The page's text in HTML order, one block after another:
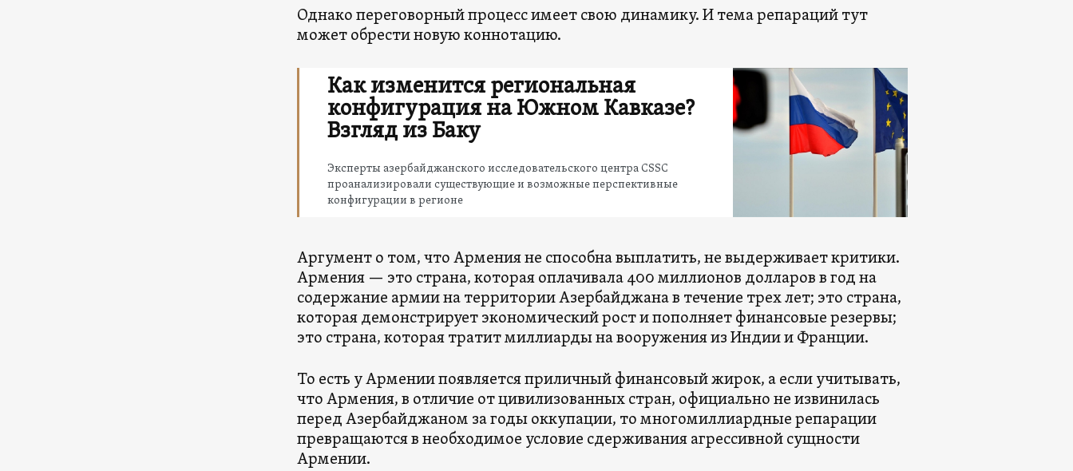
Однако переговорный процесс имеет свою динамику. И тема репараций тут
может обрести новую коннотацию.
Как изменится региональная
конфигурация на Южном Кавказе?
Взгляд из Баку
Эксперты азербайджанского исследовательского центра CSSC
проанализировали существующие и возможные перспективные
конфигурации в регионе
Аргумент о том, что Армения не способна выплатить, не выдерживает критики.
Армения — это страна, которая оплачивала 400 миллионов долларов в год на
содержание армии на территории Азербайджана в течение трех лет; это страна,
которая демонстрирует экономический рост и пополняет финансовые резервы;
это страна, которая тратит миллиарды на вооружения из Индии и Франции.
То есть у Армении появляется приличный финансовый жирок, а если учитывать,
что Армения, в отличие от цивилизованных стран, официально не извинилась
перед Азербайджаном за годы оккупации, то многомиллиардные репарации
превращаются в необходимое условие сдерживания агрессивной сущности
Армении.